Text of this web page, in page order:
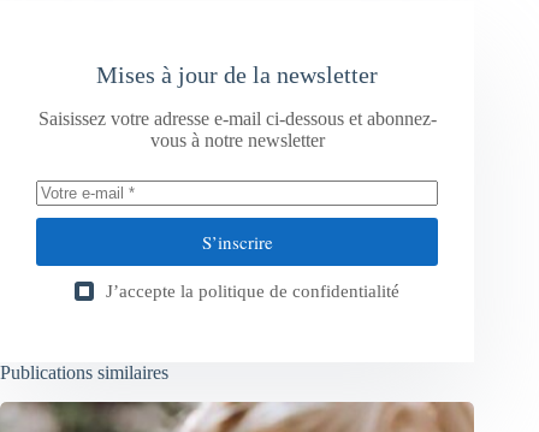
Mises à jour de la newsletter
Saisissez votre adresse e-mail ci-dessous et abonnez-
vous à notre newsletter
S’inscrire
J’accepte la politique de confidentialité
Publications similaires